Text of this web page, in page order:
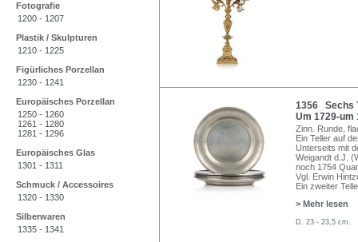
Fotografie
1200 - 1207
Plastik / Skulpturen
1210 - 1225
Figürliches Porzellan
1230 - 1241
Europäisches Porzellan
1250 - 1260
1261 - 1280
1281 - 1296
Europäisches Glas
1301 - 1311
Schmuck / Accessoires
1320 - 1330
Silberwaren
1335 - 1341
1356 Sechs
Um 1729-um
Zinn. Runde,
Ein Teller auf
Unterseits mit
Weigandt d.J.
noch 1754
Vgl. Erwin
Ein zweiter
> Mehr lesen
D. 23 - 23,5 cm.